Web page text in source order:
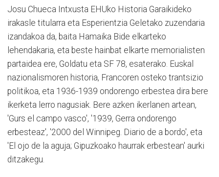
Josu Chueca Intxusta EHUko Historia Garaikideko
irakasle titularra eta Esperientzia Geletako zuzendaria
izandakoa da, baita Hamaika Bide elkarteko
lehendakaria, eta beste hainbat elkarte memorialisten
partaidea ere, Goldatu eta SF 78, esaterako. Euskal
nazionalismoren historia, Francoren osteko trantsizio
politikoa, eta 1936-1939 ondorengo erbestea dira bere
ikerketa lerro nagusiak. Bere azken ikerlanen artean,
'Gurs el campo vasco', '1939, Gerra ondorengo
erbesteaz', '2000 del Winnipeg. Diario de a bordo', eta
'El ojo de la aguja; Gipuzkoako haurrak erbestean' aurki
ditzakegu.